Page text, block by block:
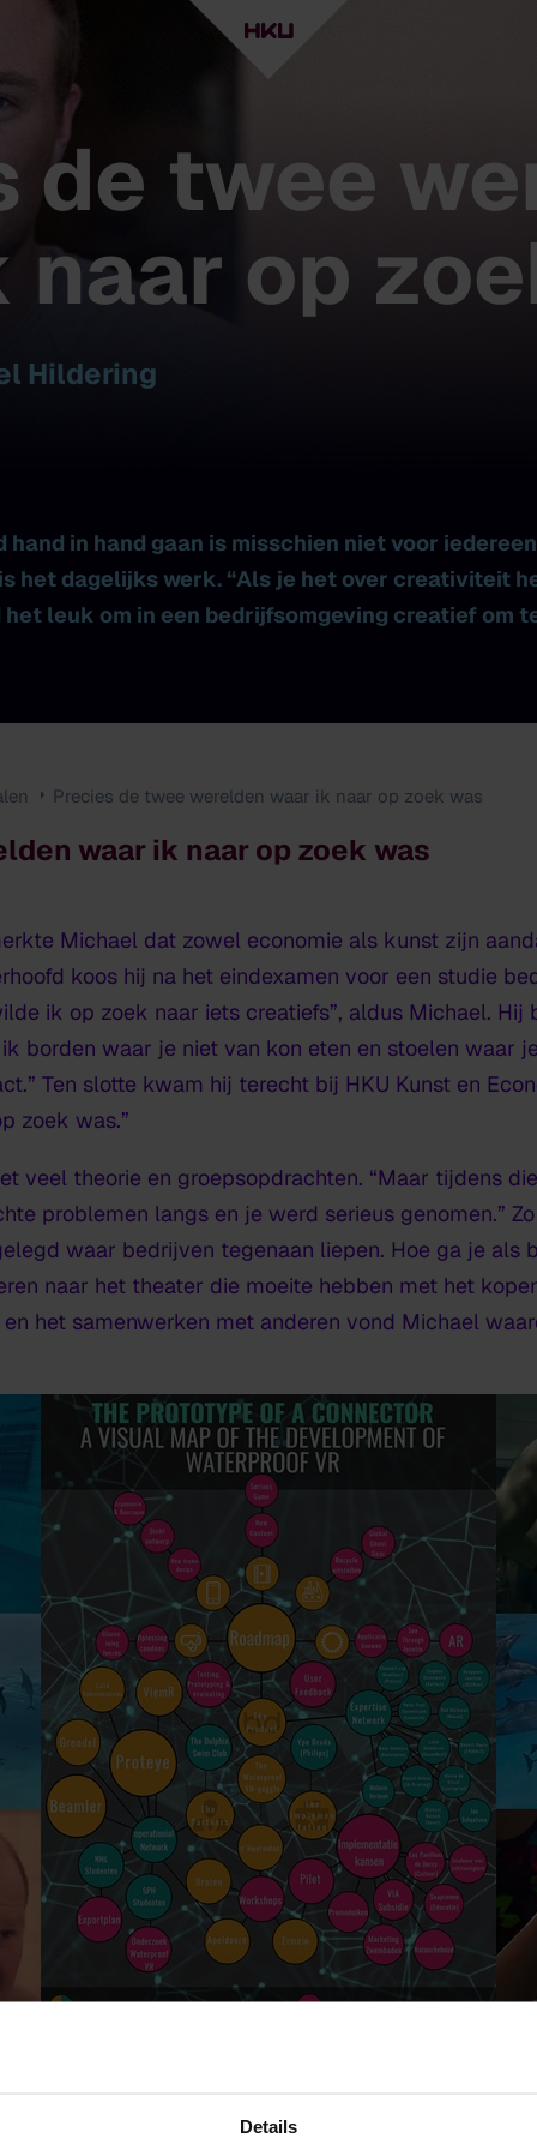
Details
de twee
naar op
Hildering
hand in hand gaan is misschien niet voor
het dagelijks werk. “Als je het over creativiteit
leuk om in een bedrijfsomgeving creatief om
Precies de twee werelden waar ik naar op zoek was
waar ik naar op zoek was
Michael dat zowel economie als kunst zijn
koos hij na het eindexamen voor een studie
ik op zoek naar iets creatiefs”, aldus Michael.
borden waar je niet van kon eten en stoelen waar
Ten slotte kwam hij terecht bij HKU Kunst en
zoek was.”
veel theorie en groepsopdrachten. “Maar tijdens
problemen langs en je werd serieus genomen.”
waar bedrijven tegenaan liepen. Hoe ga je als
naar het theater die moeite hebben met het
het samenwerken met anderen vond Michael